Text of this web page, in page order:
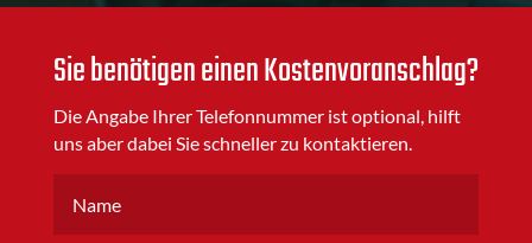
Sie benötigen einen Kostenvoranschlag?
Die Angabe Ihrer Telefonnummer ist optional, hilft
uns aber dabei Sie schneller zu kontaktieren.